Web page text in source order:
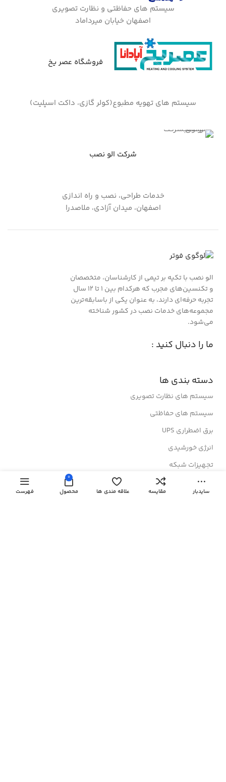
سیستم های حفاظتی و نظارت تصویری
اصفهان خیابان میرداماد
فروشگاه عصر یخ
سیستم های تهویه مطبوع(کولر گازی، داکت اسپلیت)
شرکت الو نصب
خدمات طراحی، نصب و راه اندازی
اصفهان، میدان آزادی، ملاصدرا
الو نصب با تکیه بر تیمی از کارشناسان، متخصصان
و تکنسین‌های مجرب که هرکدام بین ۱ تا ۱۲ سال
تجربه حرفه‌ای دارند، به عنوان یکی از باسابقه‌ترین
مجموعه‌های خدمات نصب در کشور شناخته
می‌شود.
ما را دنبال کنید :
دسته بندی ها
سیستم های نظارت تصویری
سیستم های حفاظتی
برق اضطراری UPS
انرژی خورشیدی
تجهیزات شبکه
رک های ایستاده
سایدبار مقایسه علاقه مندی ها
0
محصول فهرست